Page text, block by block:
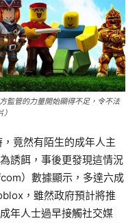
監管的力量開始顯得不足，令不法
竟然有陌生的成年人主
誘餌，事後更發現這情況
）數據顯示，多達六成
，雖然政府預計將推
年人士過早接觸社交媒